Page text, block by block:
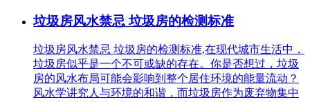
垃圾房风水禁忌 垃圾房的检测标准
垃圾房风水禁忌 垃圾房的检测标准,在现代城市生活中，
垃圾房似乎是一个不可或缺的存在。你是否想过，垃圾
房的风水布局可能会影响到整个居住环境的能量流动？
风水学讲究人与环境的和谐，而垃圾房作为废弃物集中